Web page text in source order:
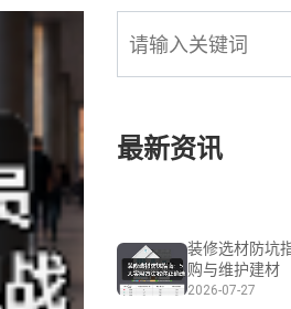
最新资讯
装修选材防坑
购与维护建材
2026-07-27